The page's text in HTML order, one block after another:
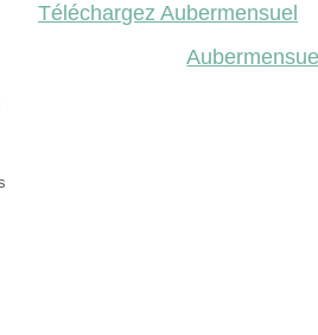
Téléchargez Aubermensuel